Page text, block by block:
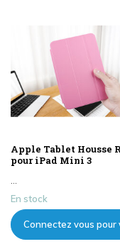
Apple Tablet Housse
pour iPad Mini 3
En stock
Connectez vous pour